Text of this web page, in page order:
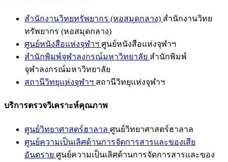
สำนักงานวิทยทรัพยากร (หอสมุดกลาง) สำนักงานวิทย
ทรัพยากร (หอสมุดกลาง)
ศูนย์หนังสือแห่งจุฬาฯ ศูนย์หนังสือแห่งจุฬาฯ
สำนักพิมพ์จุฬาลงกรณ์มหาวิทยาลัย สำนักพิมพ์
จุฬาลงกรณ์มหาวิทยาลัย
สถานีวิทยุแห่งจุฬาฯ สถานีวิทยุแห่งจุฬาฯ
บริการตรวจวิเคราะห์คุณภาพ
ศูนย์วิทยาศาสตร์ฮาลาล ศูนย์วิทยาศาสตร์ฮาลาล
ศูนย์ความเป็นเลิศด้านการจัดการสารและของเสีย
อันตราย ศูนย์ความเป็นเลิศด้านการจัดการสารและของ